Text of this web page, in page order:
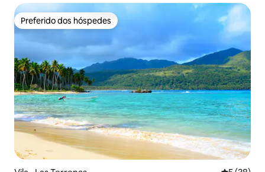
Preferido dos hóspedes
Preferido dos hóspedes